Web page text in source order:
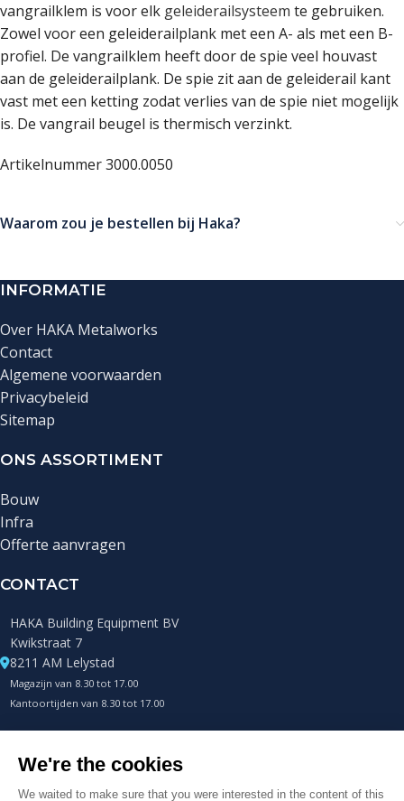
vangrailklem is voor elk geleiderailsysteem te gebruiken.
Zowel voor een geleiderailplank met een A- als met een B-
profiel. De vangrailklem heeft door de spie veel houvast
aan de geleiderailplank. De spie zit aan de geleiderail kant
vast met een ketting zodat verlies van de spie niet mogelijk
is. De vangrail beugel is thermisch verzinkt.
Artikelnummer 3000.0050
Waarom zou je bestellen bij Haka?
INFORMATIE
Over HAKA Metalworks
Contact
Algemene voorwaarden
Privacybeleid
Sitemap
ONS ASSORTIMENT
Bouw
Infra
Offerte aanvragen
CONTACT
HAKA Building Equipment BV
Kwikstraat 7
8211 AM Lelystad
Magazijn van 8.30 tot 17.00
Kantoortijden van 8.30 tot 17.00
Telefonisch altijd bereikbaar